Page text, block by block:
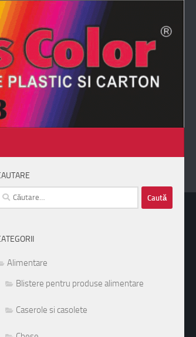
Caută
Alimentare
Blistere pentru produse alimentare
Caserole si casolete